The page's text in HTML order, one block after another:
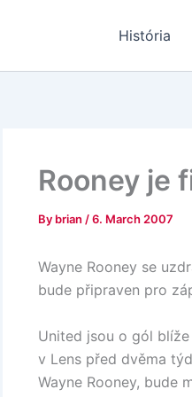
História
Rooney je
By brian /6. March 2007
Wayne Rooney se
bude připraven pro
United jsou o gól
v Lens před dvěma
Wayne Rooney, bude